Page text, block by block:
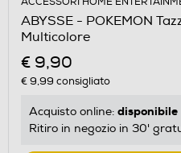
ABYSSE - POKEMON
Multicolore
€ 9,90
€ 9,99 consigliato
Acquisto online: disponibile
Ritiro in negozio in 30'